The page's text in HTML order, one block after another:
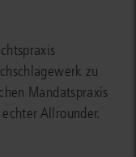
zu
Mandatspraxis
Allrounder.